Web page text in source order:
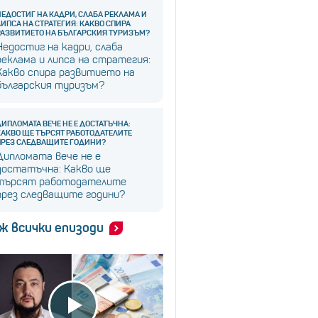
НА КАДРИ, СЛАБА РЕКЛАМА И
НА СТРАТЕГИЯ: КАКВО СПИРА
НА БЪЛГАРСКИЯ ТУРИЗЪМ?
на кадри, слаба
и липса на стратегия:
спира развитието на
туризъм?
ВЕЧЕ НЕ Е ДОСТАТЪЧНА:
ЩЕ ТЪРСЯТ РАБОТОДАТЕЛИТЕ
СЛЕДВАЩИТЕ ГОДИНИ?
вече не е
Какво ще
работодателите
следващите години?
всички епизоди